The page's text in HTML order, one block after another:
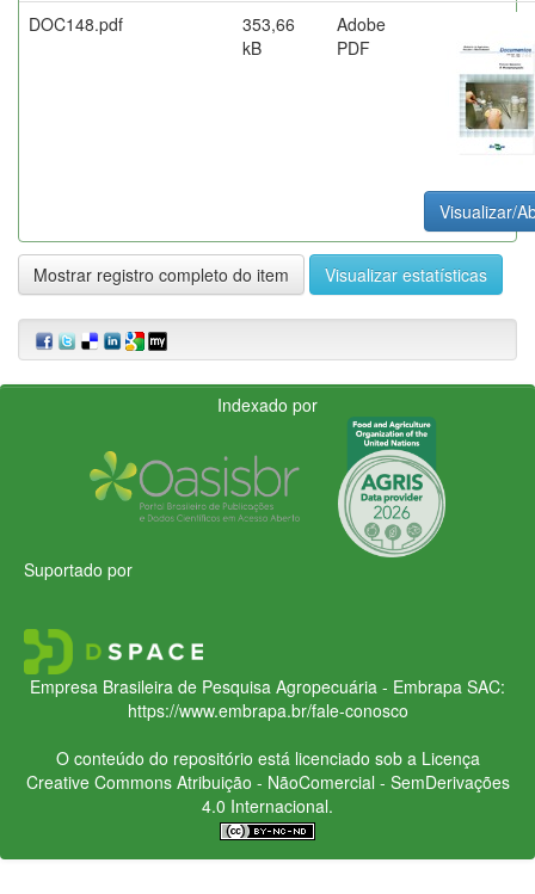
DOC148.pdf
353,66
kB
Adobe
PDF
Visualizar/
Mostrar registro completo do item Visualizar estatísticas
Indexado por
Suportado por
Empresa Brasileira de Pesquisa Agropecuária - Embrapa SAC:
https://www.embrapa.br/fale-conosco
O conteúdo do repositório está licenciado sob a Licença
Creative CommonsAtribuição - NãoComercial - SemDerivações
4.0 Internacional.